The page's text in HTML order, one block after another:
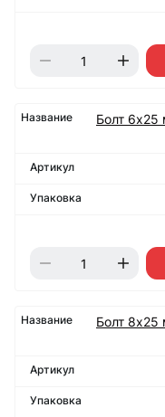
Болт 6х25
Болт 8х25